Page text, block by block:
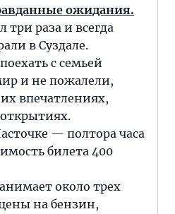
ожидания.
три раза и всегда
в Суздале.
с семьей
и не пожалели,
впечатлениях,
— полтора часа
билета 400
около трех
на бензин,